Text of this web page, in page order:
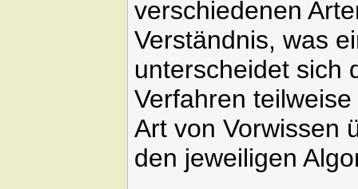
verschiedenen
Verständnis, was
unterscheidet sich
Verfahren
Art von Vorwissen
den jeweiligen